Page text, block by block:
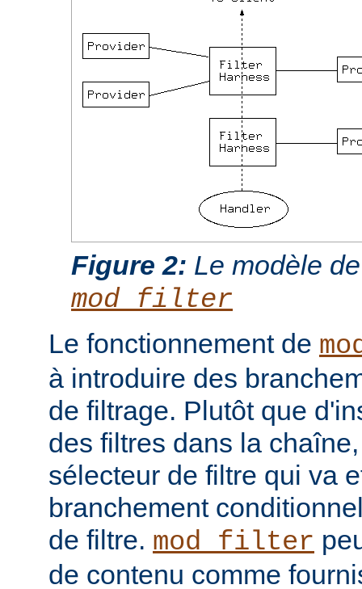
Figure 2: Le modèle
mod_filter
Le fonctionnement de
à introduire des
de filtrage. Plutôt que
des filtres dans la
sélecteur de filtre qui va
branchement
de filtre. mod_filter
de contenu comme